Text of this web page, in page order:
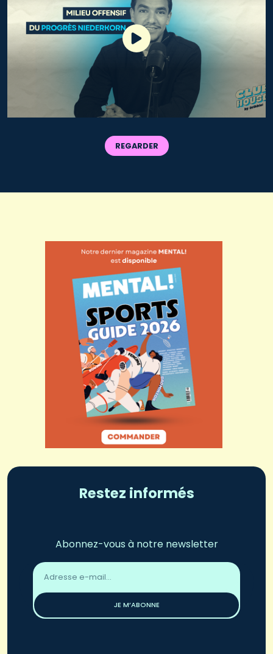
REGARDER
Restez informés
Abonnez-vous à notre newsletter
Adresse
email
JE M’ABONNE